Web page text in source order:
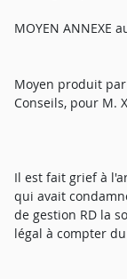
MOYEN ANNEXE
Moyen produit par
Conseils, pour M.
Il est fait grief à
qui avait
de gestion RD la
légal à compter